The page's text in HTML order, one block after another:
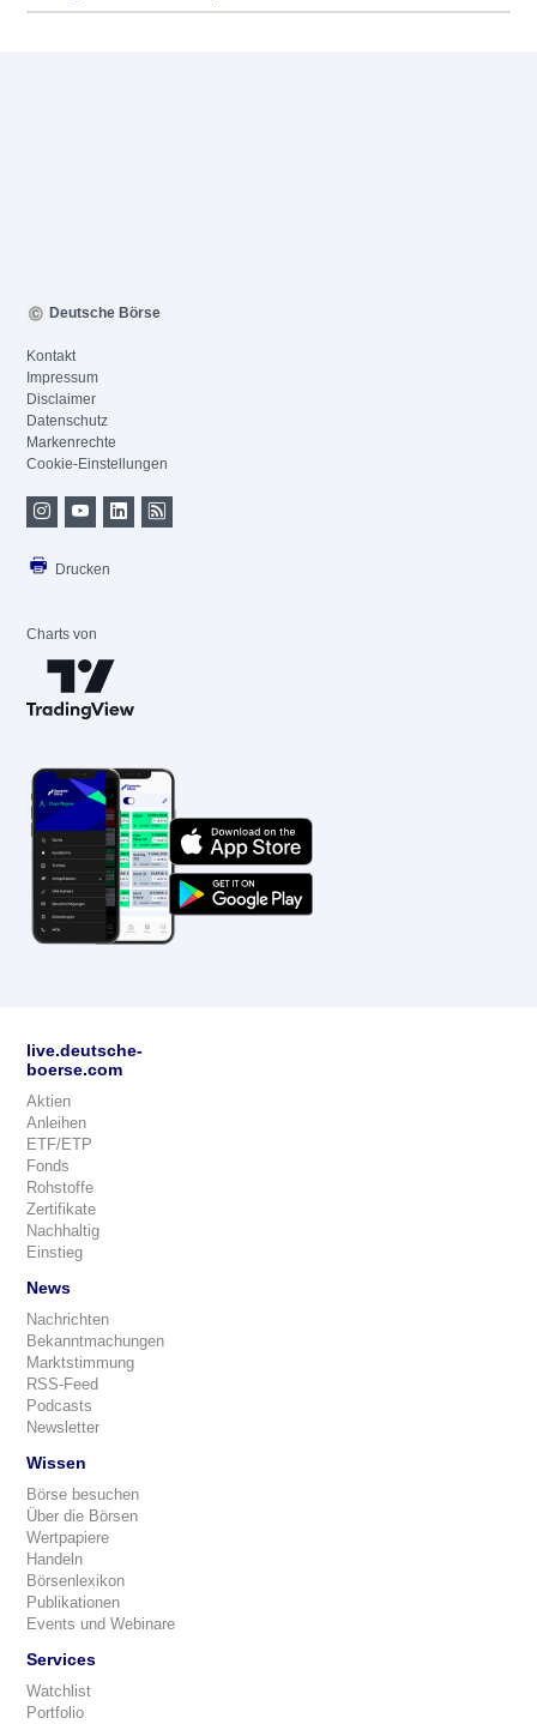
Deutsche Börse
Kontakt
Impressum
Disclaimer
Datenschutz
Markenrechte
Cookie-Einstellungen
Drucken
Charts von
live.deutsche-
boerse.com
Aktien
Anleihen
ETF/ETP
Fonds
Rohstoffe
Zertifikate
Nachhaltig
Einstieg
News
Nachrichten
Bekanntmachungen
Marktstimmung
RSS-Feed
Podcasts
Newsletter
Wissen
Börse besuchen
Über die Börsen
Wertpapiere
Handeln
Börsenlexikon
Publikationen
Events und Webinare
Services
Watchlist
Portfolio